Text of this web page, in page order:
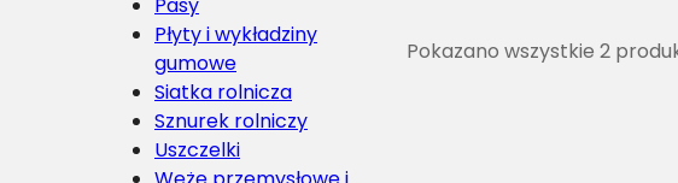
Płyty i wykładziny
gumowe
Siatka rolnicza
Sznurek rolniczy
Uszczelki
Pokazano wszystkie 2